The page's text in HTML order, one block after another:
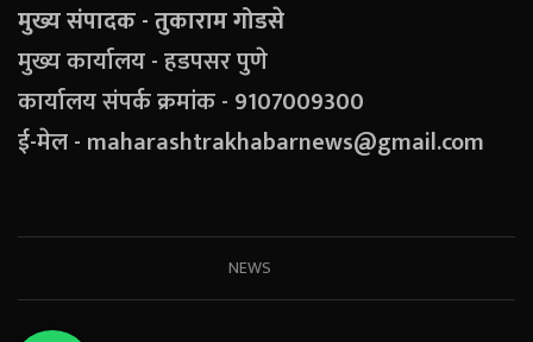
मुख्य संपादक - तुकाराम गोडसे
मुख्य कार्यालय - हडपसर पुणे
कार्यालय संपर्क क्रमांक - 9107009300
ई-मेल - maharashtrakhabarnews@gmail.com
NEWS